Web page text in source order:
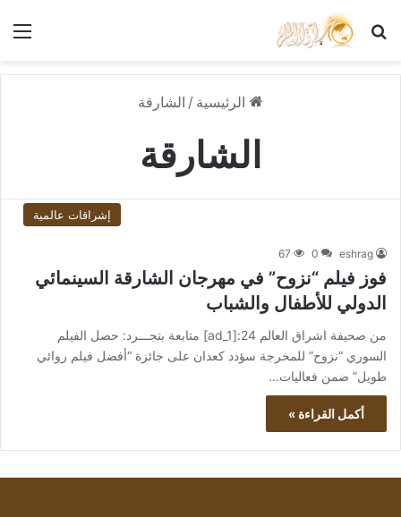
بحث عن
الرئيسية / الشارقة
الشارقة
إشراقات عالمية
eshrag
0
67
فوز فيلم “نزوح” في مهرجان الشارقة السينمائي
الدولي للأطفال والشباب
من صحيفة اشراق العالم 24:[ad_1] متابعة بتجـــرد: حصل الفيلم
السوري “نزوح” للمخرجة سؤدد كعدان على جائزة “أفضل فيلم روائي
طويل” ضمن فعاليات…
أكمل القراءة »